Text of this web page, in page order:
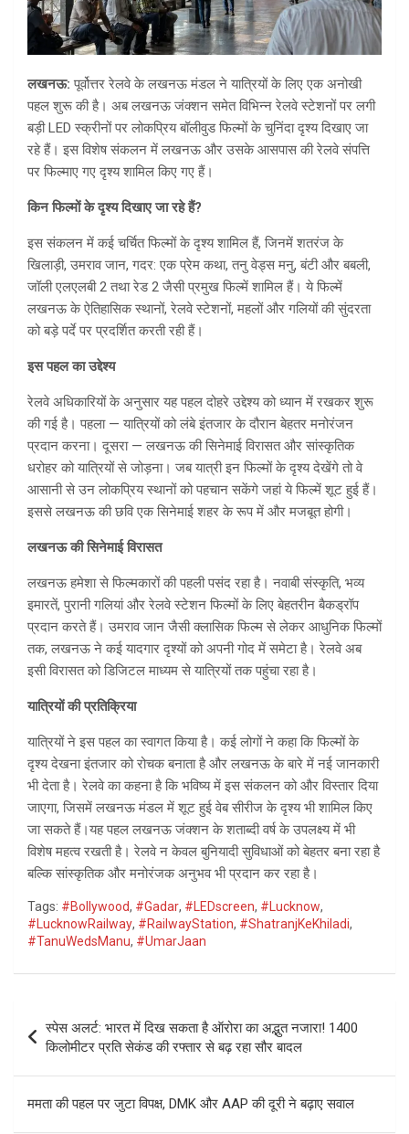
लखनऊ: पूर्वोत्तर रेलवे के लखनऊ मंडल ने यात्रियों के लिए एक अनोखी
पहल शुरू की है। अब लखनऊ जंक्शन समेत विभिन्न रेलवे स्टेशनों पर लगी
बड़ी LED स्क्रीनों पर लोकप्रिय बॉलीवुड फिल्मों के चुनिंदा दृश्य दिखाए जा
रहे हैं। इस विशेष संकलन में लखनऊ और उसके आसपास की रेलवे संपत्ति
पर फिल्माए गए दृश्य शामिल किए गए हैं।
किन फिल्मों के दृश्य दिखाए जा रहे हैं?
इस संकलन में कई चर्चित फिल्मों के दृश्य शामिल हैं, जिनमें शतरंज के
खिलाड़ी, उमराव जान, गदर: एक प्रेम कथा, तनु वेड्स मनु, बंटी और बबली,
जॉली एलएलबी 2 तथा रेड 2 जैसी प्रमुख फिल्में शामिल हैं। ये फिल्में
लखनऊ के ऐतिहासिक स्थानों, रेलवे स्टेशनों, महलों और गलियों की सुंदरता
को बड़े पर्दे पर प्रदर्शित करती रही हैं।
इस पहल का उद्देश्य
रेलवे अधिकारियों के अनुसार यह पहल दोहरे उद्देश्य को ध्यान में रखकर शुरू
की गई है। पहला — यात्रियों को लंबे इंतजार के दौरान बेहतर मनोरंजन
प्रदान करना। दूसरा — लखनऊ की सिनेमाई विरासत और सांस्कृतिक
धरोहर को यात्रियों से जोड़ना। जब यात्री इन फिल्मों के दृश्य देखेंगे तो वे
आसानी से उन लोकप्रिय स्थानों को पहचान सकेंगे जहां ये फिल्में शूट हुई हैं।
इससे लखनऊ की छवि एक सिनेमाई शहर के रूप में और मजबूत होगी।
लखनऊ की सिनेमाई विरासत
लखनऊ हमेशा से फिल्मकारों की पहली पसंद रहा है। नवाबी संस्कृति, भव्य
इमारतें, पुरानी गलियां और रेलवे स्टेशन फिल्मों के लिए बेहतरीन बैकड्रॉप
प्रदान करते हैं। उमराव जान जैसी क्लासिक फिल्म से लेकर आधुनिक फिल्मों
तक, लखनऊ ने कई यादगार दृश्यों को अपनी गोद में समेटा है। रेलवे अब
इसी विरासत को डिजिटल माध्यम से यात्रियों तक पहुंचा रहा है।
यात्रियों की प्रतिक्रिया
यात्रियों ने इस पहल का स्वागत किया है। कई लोगों ने कहा कि फिल्मों के
दृश्य देखना इंतजार को रोचक बनाता है और लखनऊ के बारे में नई जानकारी
भी देता है। रेलवे का कहना है कि भविष्य में इस संकलन को और विस्तार दिया
जाएगा, जिसमें लखनऊ मंडल में शूट हुई वेब सीरीज के दृश्य भी शामिल किए
जा सकते हैं।यह पहल लखनऊ जंक्शन के शताब्दी वर्ष के उपलक्ष्य में भी
विशेष महत्व रखती है। रेलवे न केवल बुनियादी सुविधाओं को बेहतर बना रहा है
बल्कि सांस्कृतिक और मनोरंजक अनुभव भी प्रदान कर रहा है।
Tags: #Bollywood, #Gadar, #LEDscreen, #Lucknow,
#LucknowRailway, #RailwayStation, #ShatranjKeKhiladi,
#TanuWedsManu, #UmarJaan
Post
navigation
स्पेस अलर्ट: भारत में दिख सकता है ऑरोरा का अद्भुत नजारा! 1400
किलोमीटर प्रति सेकंड की रफ्तार से बढ़ रहा सौर बादल
ममता की पहल पर जुटा विपक्ष, DMK और AAP की दूरी ने बढ़ाए सवाल